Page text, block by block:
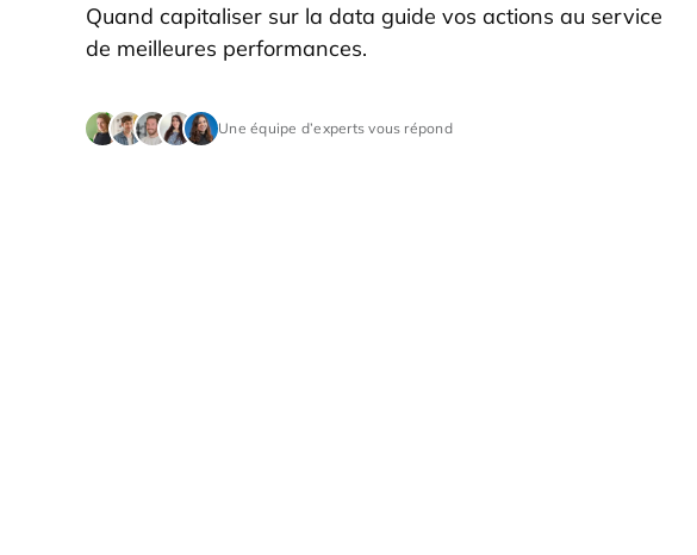
Quand capitaliser sur la data guide vos actions au service
de meilleures performances.
Une équipe d’experts vous répond